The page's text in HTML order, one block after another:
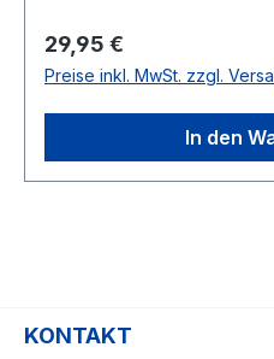
Regulärer Preis:
29,95 €
Preise inkl. MwSt. zzgl.
In den
KONTAKT